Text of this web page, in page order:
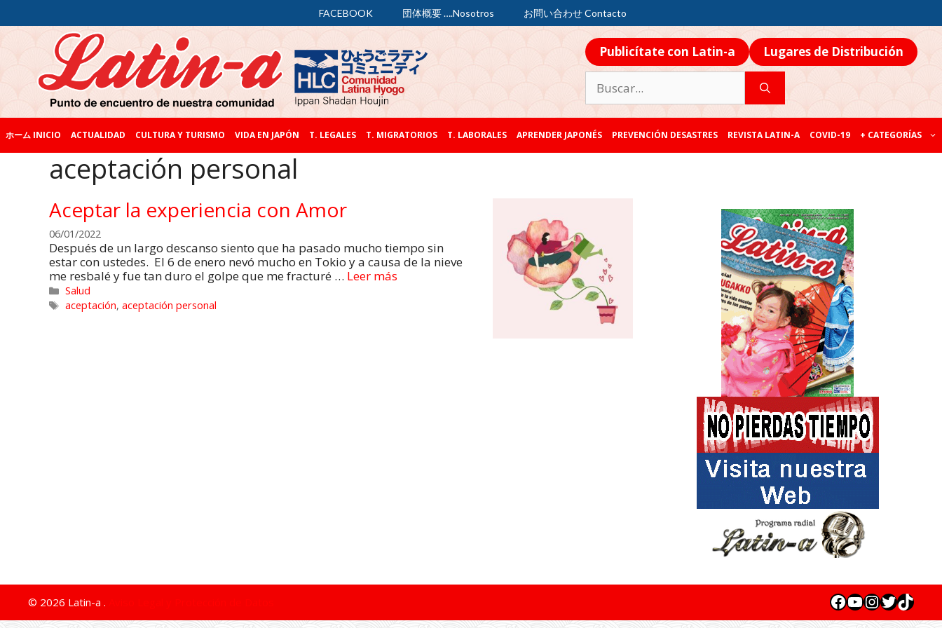
FACEBOOK 団体概要 ….Nosotros お問い合わせ Contacto
Publicítate con Latin-a Lugares de Distribución
ホーム INICIO ACTUALIDAD CULTURA Y TURISMO VIDA EN JAPÓN T. LEGALES T. MIGRATORIOS T. LABORALES APRENDER JAPONÉS PREVENCIÓN DESASTRES REVISTA LATIN-A COVID-19 + CATEGORÍAS
aceptación personal
Aceptar la experiencia con Amor
06/01/2022
Después de un largo descanso siento que ha pasado mucho tiempo sin
estar con ustedes. El 6 de enero nevó mucho en Tokio y a causa de la nieve
me resbalé y fue tan duro el golpe que me fracturé … Leer más
Salud
aceptación,aceptación personal
© 2026 Latin-a .